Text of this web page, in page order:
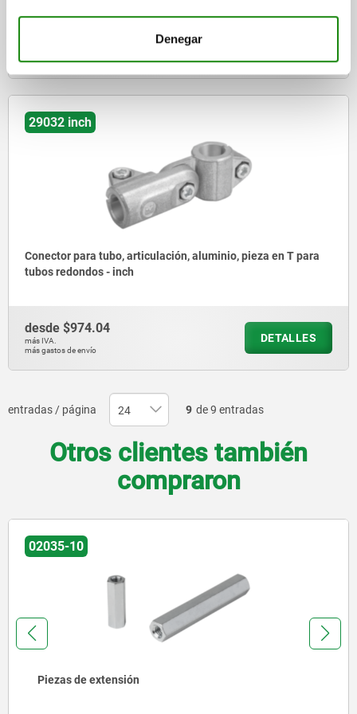
Denegar
29032 inch
Conector para tubo, articulación, aluminio, pieza en T para
tubos redondos - inch
desde $974.04
más IVA.
más gastos de envío
DETALLES
entradas / página 9 de 9 entradas
Otros clientes también
compraron
02035
Piezas de extensión